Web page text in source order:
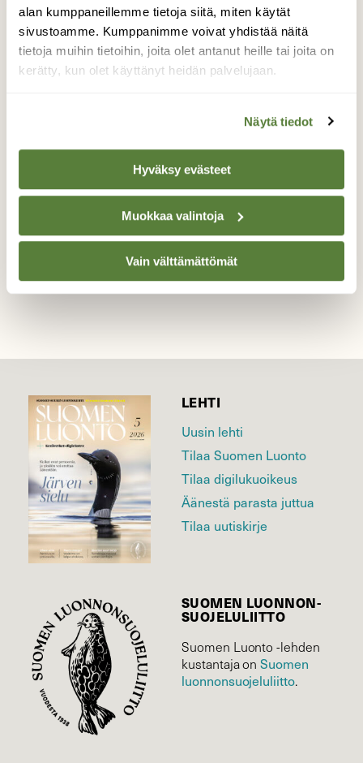
alan kumppaneillemme tietoja siitä, miten käytät
sivustoamme. Kumppanimme voivat yhdistää näitä
tietoja muihin tietoihin, joita olet antanut heille tai joita on
kerätty, kun olet käyttänyt heidän palvelujaan.
Näytä tiedot
Hyväksy evästeet
Muokkaa valintoja
Vain välttämättömät
Kiertelin joen viertä kulkevalla luontopolulla
Muuramessa. Helteinen sää oli tuonut
runsaasti lisää sudenkorentoja esille.
Ruskohukankorentoja lenteli veden yllä ja
tarkempi tunnistaminen on ainakin minulle
mahdotonta.
Valokuvaaja: Jukka Luoma, Muurame 16.06.2020
LEHTI
Uusin lehti
Tilaa Suomen Luonto
Tilaa digilukuoikeus
Äänestä parasta juttua
Tilaa uutiskirje
SUOMEN LUONNON­
SUOJELU­LIITTO
Suomen Luonto -lehden
kustantaja onSuomen
luonnonsuojelu­liitto.